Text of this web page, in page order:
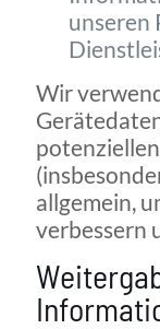
unseren
Wir
allgemein,
verbessern